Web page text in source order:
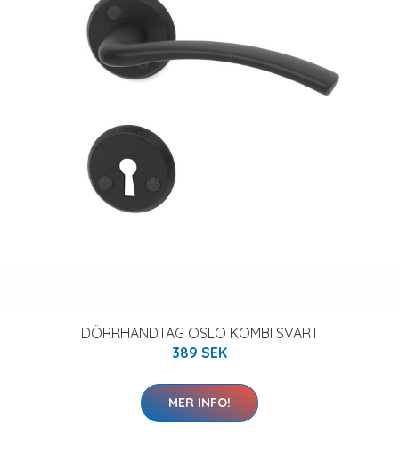
DÖRRHANDTAG OSLO KOMBI SVART
389 SEK
MER INFO!